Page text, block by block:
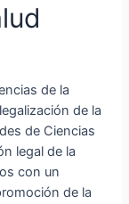
de la
de la
de Ciencias
legal de la
con un
de la